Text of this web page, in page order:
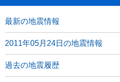
最新の地震情報
2011年05月24日の地震情報
過去の地震履歴